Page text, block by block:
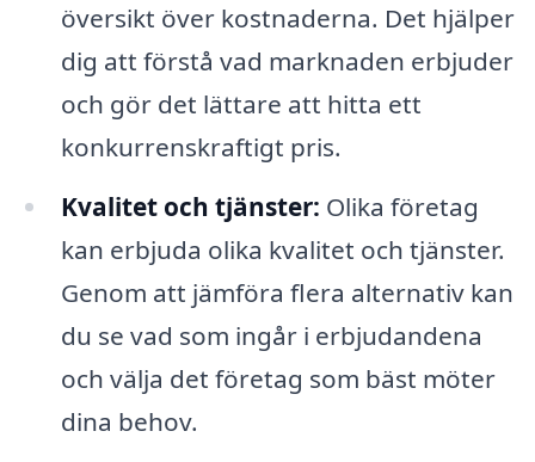
översikt över kostnaderna. Det hjälper
dig att förstå vad marknaden erbjuder
och gör det lättare att hitta ett
konkurrenskraftigt pris.
Kvalitet och tjänster: Olika företag
kan erbjuda olika kvalitet och tjänster.
Genom att jämföra flera alternativ kan
du se vad som ingår i erbjudandena
och välja det företag som bäst möter
dina behov.